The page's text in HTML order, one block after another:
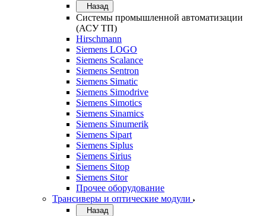
Назад
Системы промышленной автоматизации
(АСУ ТП)
Hirschmann
Siemens LOGO
Siemens Scalance
Siemens Sentron
Siemens Simatic
Siemens Simodrive
Siemens Simotics
Siemens Sinamics
Siemens Sinumerik
Siemens Sipart
Siemens Siplus
Siemens Sirius
Siemens Sitop
Siemens Sitor
Прочее оборудование
Трансиверы и оптические модули
Назад